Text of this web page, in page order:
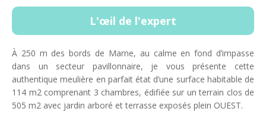
L'œil de l'expert
À 250 m des bords de Marne, au calme en fond d’impasse
dans un secteur pavillonnaire, je vous présente cette
authentique meulière en parfait état d’une surface habitable de
114 m2 comprenant 3 chambres, édifiée sur un terrain clos de
505 m2 avec jardin arboré et terrasse exposés plein OUEST.